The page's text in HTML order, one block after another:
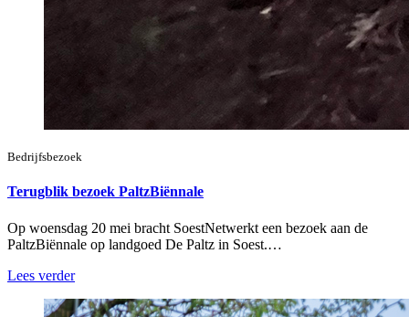
Bedrijfsbezoek
Terugblik bezoek PaltzBiënnale
Op woensdag 20 mei bracht SoestNetwerkt een bezoek aan de
PaltzBiënnale op landgoed De Paltz in Soest.…
Lees verder